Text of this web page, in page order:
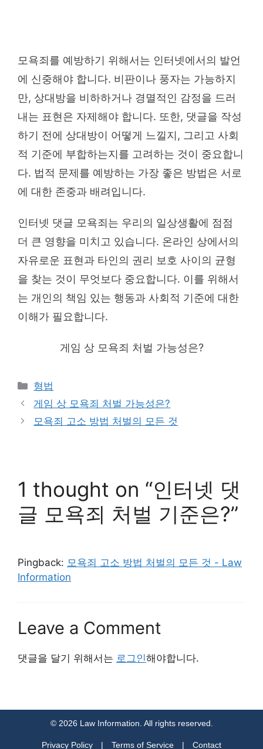
모욕죄를 예방하기 위해서는 인터넷에서의 발언
에 신중해야 합니다. 비판이나 풍자는 가능하지
만, 상대방을 비하하거나 경멸적인 감정을 드러
내는 표현은 자제해야 합니다. 또한, 댓글을 작성
하기 전에 상대방이 어떻게 느낄지, 그리고 사회
적 기준에 부합하는지를 고려하는 것이 중요합니
다. 법적 문제를 예방하는 가장 좋은 방법은 서로
에 대한 존중과 배려입니다.
인터넷 댓글 모욕죄는 우리의 일상생활에 점점
더 큰 영향을 미치고 있습니다. 온라인 상에서의
자유로운 표현과 타인의 권리 보호 사이의 균형
을 찾는 것이 무엇보다 중요합니다. 이를 위해서
는 개인의 책임 있는 행동과 사회적 기준에 대한
이해가 필요합니다.
게임 상 모욕죄 처벌 가능성은?
Categories
형법
게임 상 모욕죄 처벌 가능성은?
모욕죄 고소 방법 처벌의 모든 것
1 thought on “인터넷 댓
글 모욕죄 처벌 기준은?”
Pingback: 모욕죄 고소 방법 처벌의 모든 것 - Law
Information
Leave a Comment
댓글을 달기 위해서는 로그인해야합니다.
© 2026 Law Information. All rights reserved.
Privacy Policy | Terms of Service | Contact